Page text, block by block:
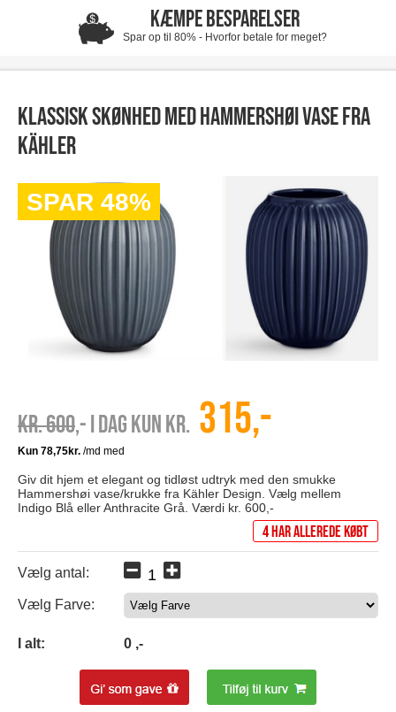
KÆMPE BESPARELSER
Spar op til 80% - Hvorfor betale for meget?
Klassisk skønhed med Hammershøi vase fra
Kähler
SPAR 48%
Kr. 600,- I dag kun kr. 315,-
Giv dit hjem et elegant og tidløst udtryk med den smukke
Hammershøi vase/krukke fra Kähler Design. Vælg mellem
Indigo Blå eller Anthracite Grå. Værdi kr. 600,-
4 har allerede købt
Vælg antal:
Vælg Farve:
I alt: 0 ,-